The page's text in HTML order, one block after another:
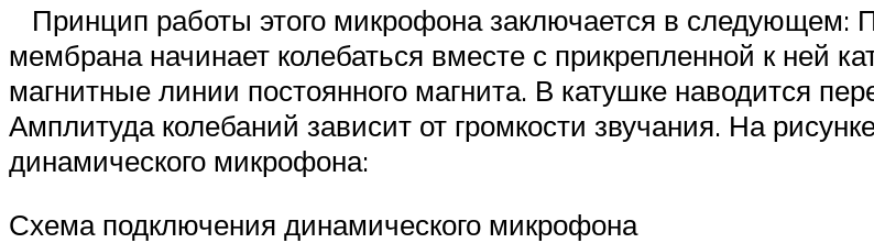
Принцип работы этого микрофона заключается в следующем:
мембрана начинает колебаться вместе с прикрепленной к ней
магнитные линии постоянного магнита. В катушке наводится
Амплитуда колебаний зависит от громкости звучания. На
динамического микрофона:
Схема подключения динамического микрофона